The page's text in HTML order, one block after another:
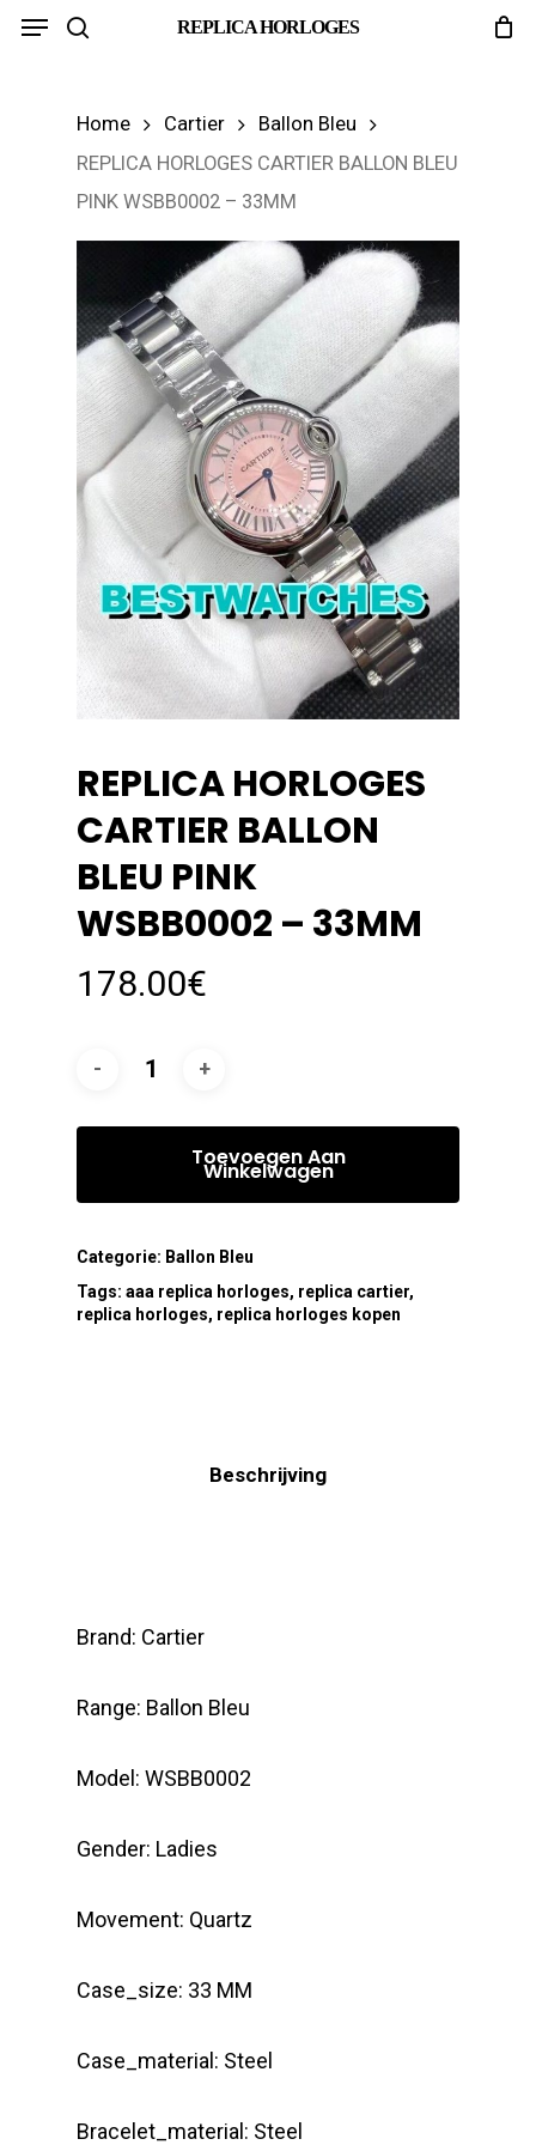
Skip
REPLICA HORLOGES
Menu
Home Cartier
Ballon Bleu
REPLICA HORLOGES CARTIER BALLON BLEU
PINK WSBB0002 – 33MM
REPLICA HORLOGES
CARTIER BALLON
BLEU PINK
WSBB0002 – 33MM
178.00€
Toevoegen Aan
Winkelwagen
Categorie: Ballon Bleu
Tags: aaa replica horloges, replica cartier,
replica horloges, replica horloges kopen
Beschrijving
Brand: Cartier
Range: Ballon Bleu
Model: WSBB0002
Gender: Ladies
Movement: Quartz
Case_size: 33 MM
Case_material: Steel
Bracelet_material: Steel